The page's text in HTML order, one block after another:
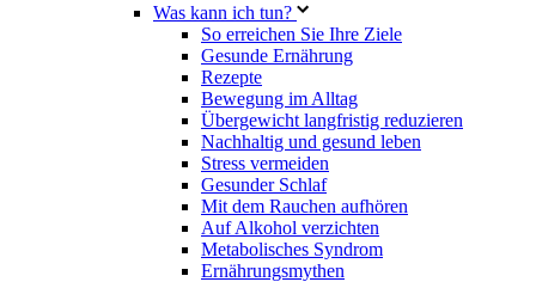
Was kann ich tun?
So erreichen Sie Ihre Ziele
Gesunde Ernährung
Rezepte
Bewegung im Alltag
Übergewicht langfristig reduzieren
Nachhaltig und gesund leben
Stress vermeiden
Gesunder Schlaf
Mit dem Rauchen aufhören
Auf Alkohol verzichten
Metabolisches Syndrom
Ernährungsmythen